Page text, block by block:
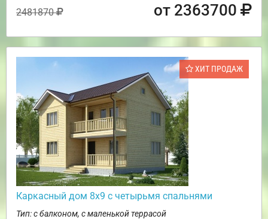
2481870 от 2363700
ХИТ ПРОДАЖ
Каркасный дом 8х9 с четырьмя спальнями
Тип: с балконом, с маленькой террасой